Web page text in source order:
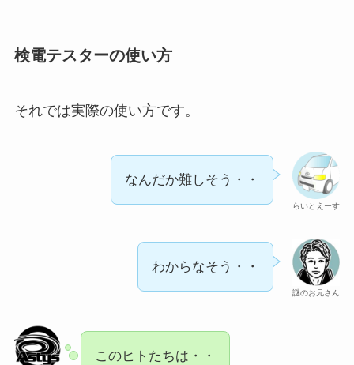
検電テスターの使い方
それでは実際の使い方です。
らいとえーす
なんだか難しそう・・
謎のお兄さん
わからなそう・・
このヒトたちは・・